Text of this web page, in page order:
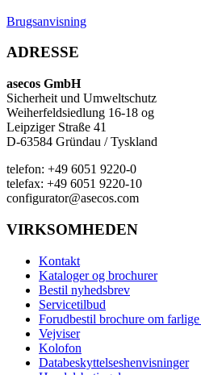
Brugsanvisning
ADRESSE
asecos GmbH
Sicherheit und Umweltschutz
Weiherfeldsiedlung 16-18 og
Leipziger Straße 41
D-63584 Gründau / Tyskland
telefon: +49 6051 9220-0
telefax: +49 6051 9220-10
configurator@asecos.com
VIRKSOMHEDEN
Kontakt
Kataloger og brochurer
Bestil nyhedsbrev
Servicetilbud
Forudbestil brochure om
Vejviser
Kolofon
Databeskyttelseshenvisninger